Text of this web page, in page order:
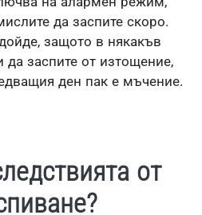
да заспите скоро.
защото в някакъв
заспите от изтощение,
ден пак е мъчение.
от